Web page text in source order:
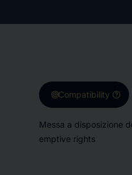
targetCompatibility help
Messa a disposizione
emptive rights